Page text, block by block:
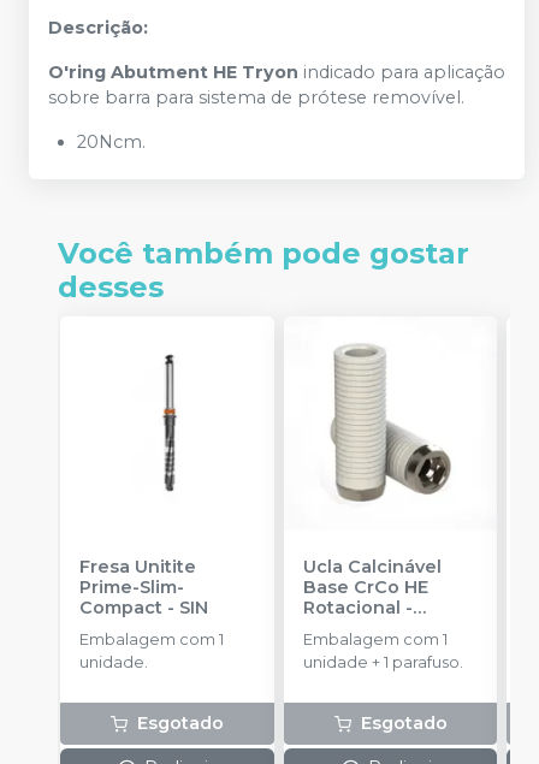
Descrição:
O'ring Abutment HE Tryon indicado para aplicação
sobre barra para sistema de prótese removível.
20Ncm.
Você também pode gostar
desses
Fresa Unitite
Prime-Slim-
Compact - SIN
Embalagem com 1
unidade.
Esgotado
Ucla Calcinável
Base CrCo HE
Rotacional -
SINGULAR
Embalagem com 1
unidade + 1 parafuso.
Esgotado